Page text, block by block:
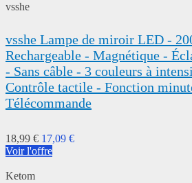
vsshe
vsshe Lampe de miroir LED -
Rechargeable - Magnétique -
- Sans câble - 3 couleurs à
Contrôle tactile - Fonction
Télécommande
18,99 € 17,09 €
Voir l'offre
Ketom